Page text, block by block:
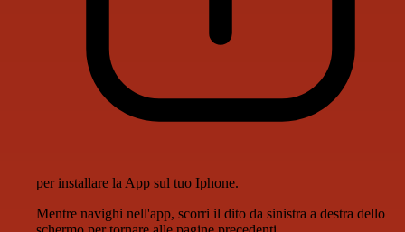
per installare la App sul tuo Iphone.
Mentre navighi nell'app, scorri il dito da sinistra a destra dello